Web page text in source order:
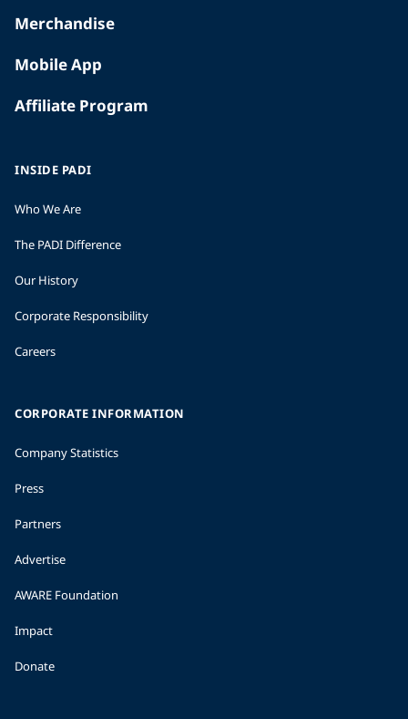
Merchandise
Mobile App
Affiliate Program
INSIDE PADI
Who We Are
The PADI Difference
Our History
Corporate Responsibility
Careers
CORPORATE INFORMATION
Company Statistics
Press
Partners
Advertise
AWARE Foundation
Impact
Donate